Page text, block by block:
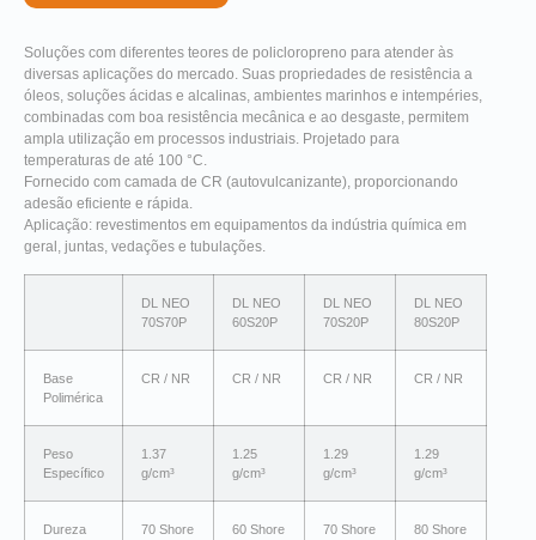
Soluções com diferentes teores de policloropreno para atender às
diversas aplicações do mercado. Suas propriedades de resistência a
óleos, soluções ácidas e alcalinas, ambientes marinhos e intempéries,
combinadas com boa resistência mecânica e ao desgaste, permitem
ampla utilização em processos industriais. Projetado para
temperaturas de até 100 °C.
Fornecido com camada de CR (autovulcanizante), proporcionando
adesão eficiente e rápida.
Aplicação: revestimentos em equipamentos da indústria química em
geral, juntas, vedações e tubulações.
DL NEO
70S70P
DL NEO
60S20P
DL NEO
70S20P
DL NEO
80S20P
Base
Polimérica
CR / NR CR / NR CR / NR CR / NR
Peso
Específico
1.37
g/cm³
1.25
g/cm³
1.29
g/cm³
1.29
g/cm³
Dureza
70 Shore
60 Shore
70 Shore
80 Shore